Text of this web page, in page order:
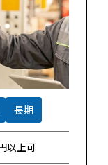
長期
以上可